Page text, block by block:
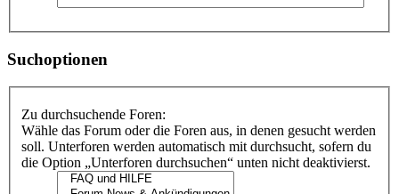
Suchoptionen
Zu durchsuchende Foren:
Wähle das Forum oder die Foren aus, in denen gesucht werden
soll. Unterforen werden automatisch mit durchsucht, sofern du
die Option „Unterforen durchsuchen“ unten nicht deaktivierst.